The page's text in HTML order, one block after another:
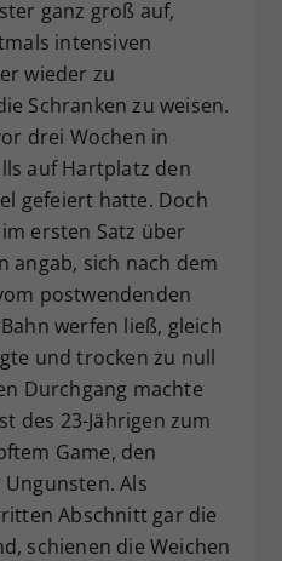
ganz groß auf,
intensiven
wieder zu
Schranken zu weisen.
drei Wochen in
auf Hartplatz den
gefeiert hatte. Doch
ersten Satz über
angab, sich nach dem
postwendenden
werfen ließ, gleich
und trocken zu null
Durchgang machte
des 23-Jährigen zum
Game, den
Als
Abschnitt gar die
schienen die Weichen